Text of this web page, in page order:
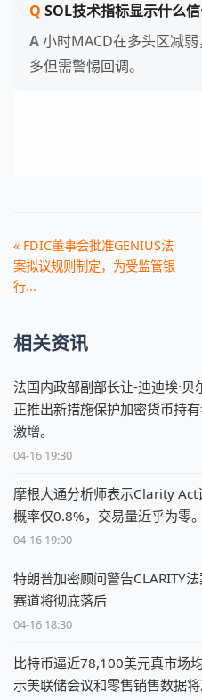
SOL技术指标显示什么信
小时MACD在多头区减
多但需警惕回调。
« FDIC董事会批准GENIUS法
案拟议规则制定，为受监管银
行...
相关资讯
法国内政部副部长让-迪迪埃·
正推出新措施保护加密货币持
激增。
04-16 19:30
摩根大通分析师表示Clarity Act
概率仅0.8%，交易量近乎为零。
04-16 19:00
特朗普加密顾问警告CLARITY
赛道将彻底落后
04-16 18:30
比特币逼近78,100美元真市场
示美联储会议和零售销售数据